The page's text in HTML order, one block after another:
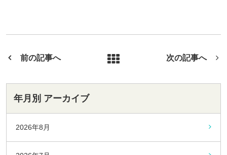
o
前の記事へ 次の記事へ
年月別 アーカイブ
2026年8月